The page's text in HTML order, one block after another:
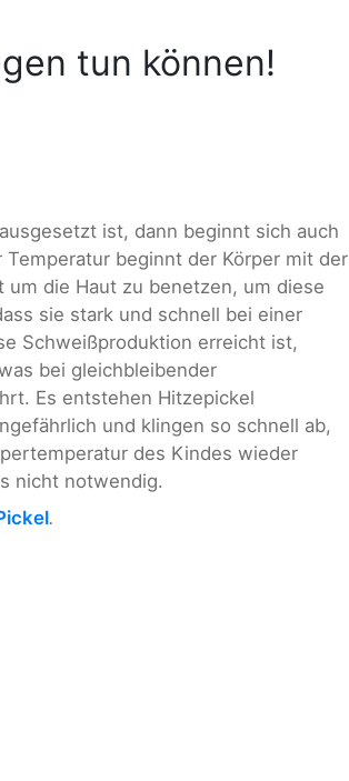
tun können!
ist, dann beginnt sich auch
beginnt der Körper mit der
die Haut zu benetzen, um diese
sie stark und schnell bei einer
Schweißproduktion erreicht ist,
bei gleichbleibender
Es entstehen Hitzepickel
und klingen so schnell ab,
des Kindes wieder
nicht notwendig.
.